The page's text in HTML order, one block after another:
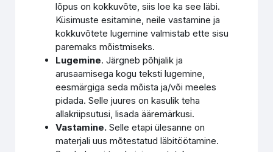
lõpus on kokkuvõte, siis loe ka see läbi.
Küsimuste esitamine, neile vastamine ja
kokkuvõtete lugemine valmistab ette sisu
paremaks mõistmiseks.
Lugemine. Järgneb põhjalik ja
arusaamisega kogu teksti lugemine,
eesmärgiga seda mõista ja/või meeles
pidada. Selle juures on kasulik teha
allakriipsutusi, lisada ääremärkusi.
Vastamine. Selle etapi ülesanne on
materjali uus mõtestatud läbitöötamine.